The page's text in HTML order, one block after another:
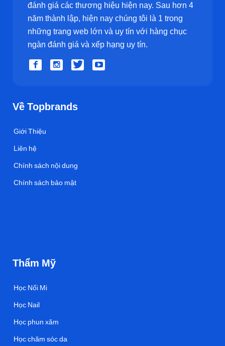
đánh giá các thương hiệu hiện nay. Sau hơn 4
năm thành lập, hiện nay chúng tôi là 1 trong
những trang web lớn và uy tín với hàng chục
ngàn đánh giá và xếp hạng uy tín.
Về Topbrands
Giới Thiệu
Liên hệ
Chính sách nội dung
Chính sách bảo mật
Thẩm Mỹ
Học Nối Mi
Học Nail
Học phun xăm
Học chăm sóc da